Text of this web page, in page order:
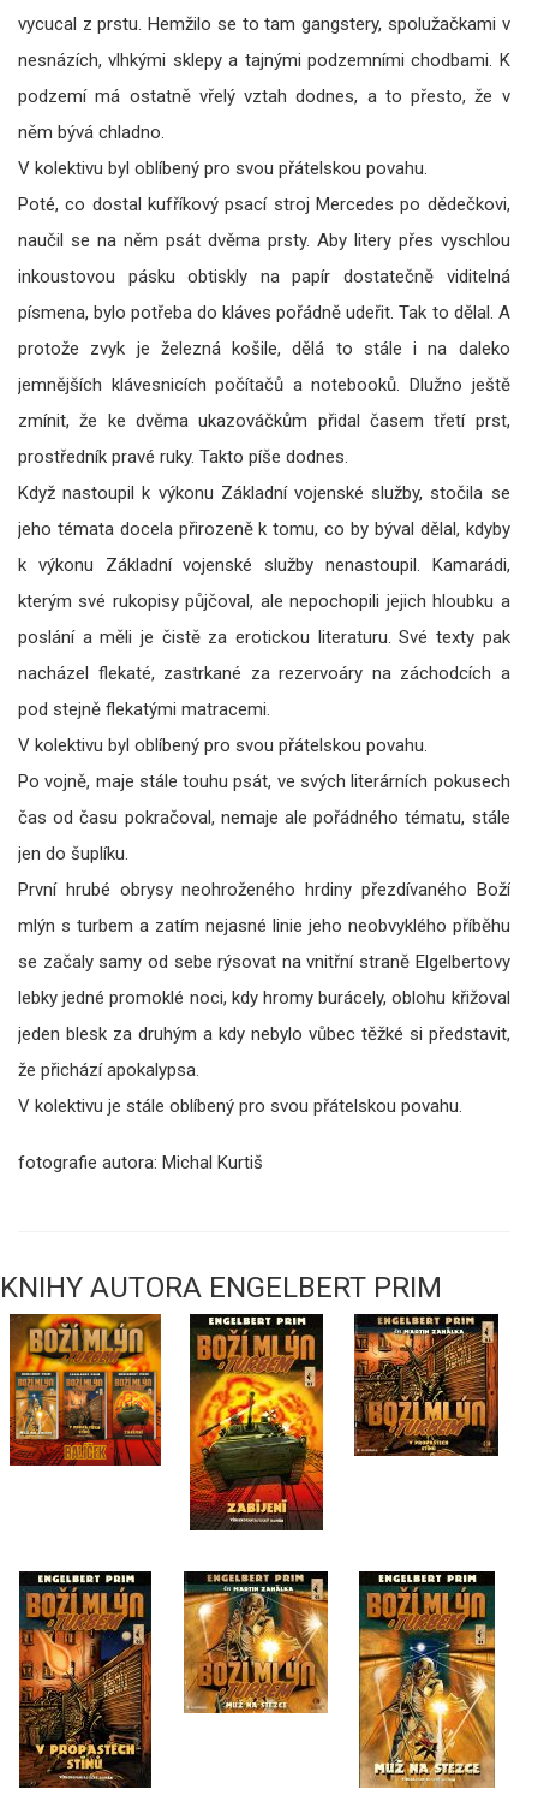
vycucal z prstu. Hemžilo se to tam gangstery, spolužačkami v
nesnázích, vlhkými sklepy a tajnými podzemními chodbami. K
podzemí má ostatně vřelý vztah dodnes, a to přesto, že v
něm bývá chladno.
V kolektivu byl oblíbený pro svou přátelskou povahu.
Poté, co dostal kufříkový psací stroj Mercedes po dědečkovi,
naučil se na něm psát dvěma prsty. Aby litery přes vyschlou
inkoustovou pásku obtiskly na papír dostatečně viditelná
písmena, bylo potřeba do kláves pořádně udeřit. Tak to dělal. A
protože zvyk je železná košile, dělá to stále i na daleko
jemnějších klávesnicích počítačů a notebooků. Dlužno ještě
zmínit, že ke dvěma ukazováčkům přidal časem třetí prst,
prostředník pravé ruky. Takto píše dodnes.
Když nastoupil k výkonu Základní vojenské služby, stočila se
jeho témata docela přirozeně k tomu, co by býval dělal, kdyby
k výkonu Základní vojenské služby nenastoupil. Kamarádi,
kterým své rukopisy půjčoval, ale nepochopili jejich hloubku a
poslání a měli je čistě za erotickou literaturu. Své texty pak
nacházel flekaté, zastrkané za rezervoáry na záchodcích a
pod stejně flekatými matracemi.
V kolektivu byl oblíbený pro svou přátelskou povahu.
Po vojně, maje stále touhu psát, ve svých literárních pokusech
čas od času pokračoval, nemaje ale pořádného tématu, stále
jen do šuplíku.
První hrubé obrysy neohroženého hrdiny přezdívaného Boží
mlýn s turbem a zatím nejasné linie jeho neobvyklého příběhu
se začaly samy od sebe rýsovat na vnitřní straně Elgelbertovy
lebky jedné promoklé noci, kdy hromy burácely, oblohu křižoval
jeden blesk za druhým a kdy nebylo vůbec těžké si představit,
že přichází apokalypsa.
V kolektivu je stále oblíbený pro svou přátelskou povahu.
fotografie autora: Michal Kurtiš
KNIHY AUTORA ENGELBERT PRIM